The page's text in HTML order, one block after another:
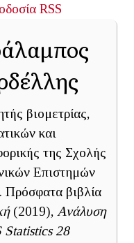
RSS
βιομετρίας,
και
της Σχολής
Επιστημών
Πρόσφατα βιβλία
(2019), Ανάλυση
Statistics 28